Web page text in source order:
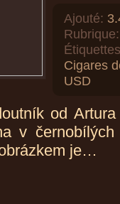
Ajouté:
Rubrique:
Cigares
USD
od
v
je…